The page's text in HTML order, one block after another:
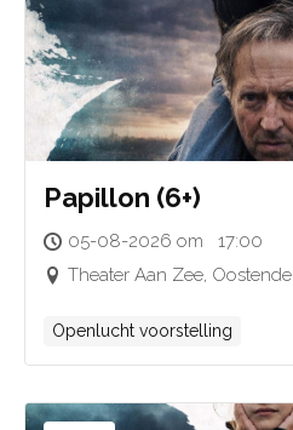
Papillon (6+)
05-08-2026 om 17:00
Theater Aan Zee, Oostende
Openlucht voorstelling